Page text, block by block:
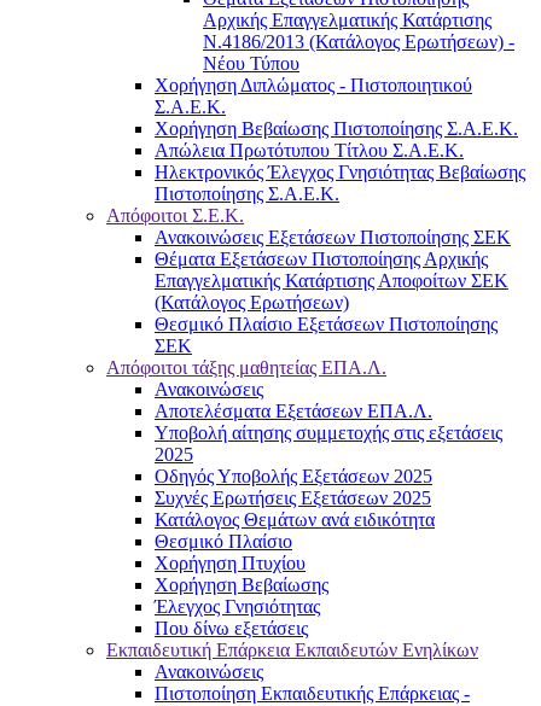
Αρχικής Επαγγελματικής Κατάρτισης
Ν.4186/2013 (Κατάλογος Ερωτήσεων) -
Νέου Τύπου
Χορήγηση Διπλώματος - Πιστοποιητικού
Σ.Α.Ε.Κ.
Χορήγηση Βεβαίωσης Πιστοποίησης Σ.Α.Ε.Κ.
Απώλεια Πρωτότυπου Τίτλου Σ.Α.Ε.Κ.
Ηλεκτρονικός Έλεγχος Γνησιότητας Βεβαίωσης
Πιστοποίησης Σ.Α.Ε.Κ.
Απόφοιτοι Σ.Ε.Κ.
Ανακοινώσεις Εξετάσεων Πιστοποίησης ΣΕΚ
Θέματα Εξετάσεων Πιστοποίησης Αρχικής
Επαγγελματικής Κατάρτισης Αποφοίτων ΣΕΚ
(Κατάλογος Ερωτήσεων)
Θεσμικό Πλαίσιο Εξετάσεων Πιστοποίησης
ΣΕΚ
Απόφοιτοι τάξης μαθητείας ΕΠΑ.Λ.
Ανακοινώσεις
Αποτελέσματα Εξετάσεων ΕΠΑ.Λ.
Υποβολή αίτησης συμμετοχής στις εξετάσεις
2025
Οδηγός Υποβολής Εξετάσεων 2025
Συχνές Ερωτήσεις Εξετάσεων 2025
Κατάλογος Θεμάτων ανά ειδικότητα
Θεσμικό Πλαίσιο
Χορήγηση Πτυχίου
Χορήγηση Βεβαίωσης
Έλεγχος Γνησιότητας
Που δίνω εξετάσεις
Εκπαιδευτική Επάρκεια Εκπαιδευτών Ενηλίκων
Ανακοινώσεις
Πιστοποίηση Εκπαιδευτικής Επάρκειας -